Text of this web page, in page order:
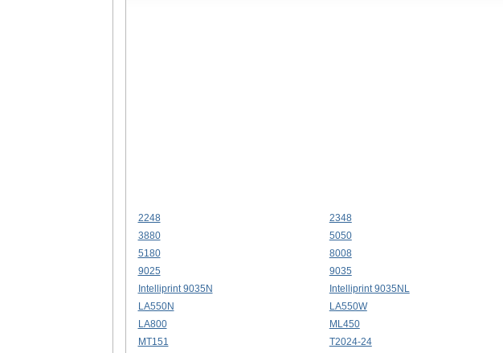
2248 2348
3880
5050
5180
8008
9025
9035
Intelliprint 9035N
Intelliprint 9035NL
LA550N
LA550W
LA800
ML450
MT151
T2024-24